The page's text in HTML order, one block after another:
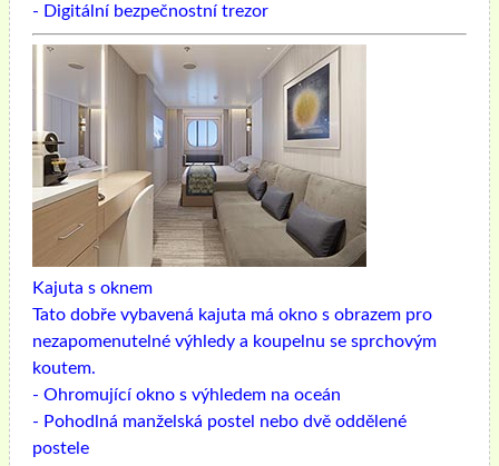
- Digitální bezpečnostní trezor
Kajuta s oknem
Tato dobře vybavená kajuta má okno s obrazem pro
nezapomenutelné výhledy a koupelnu se sprchovým
koutem.
- Ohromující okno s výhledem na oceán
- Pohodlná manželská postel nebo dvě oddělené
postele